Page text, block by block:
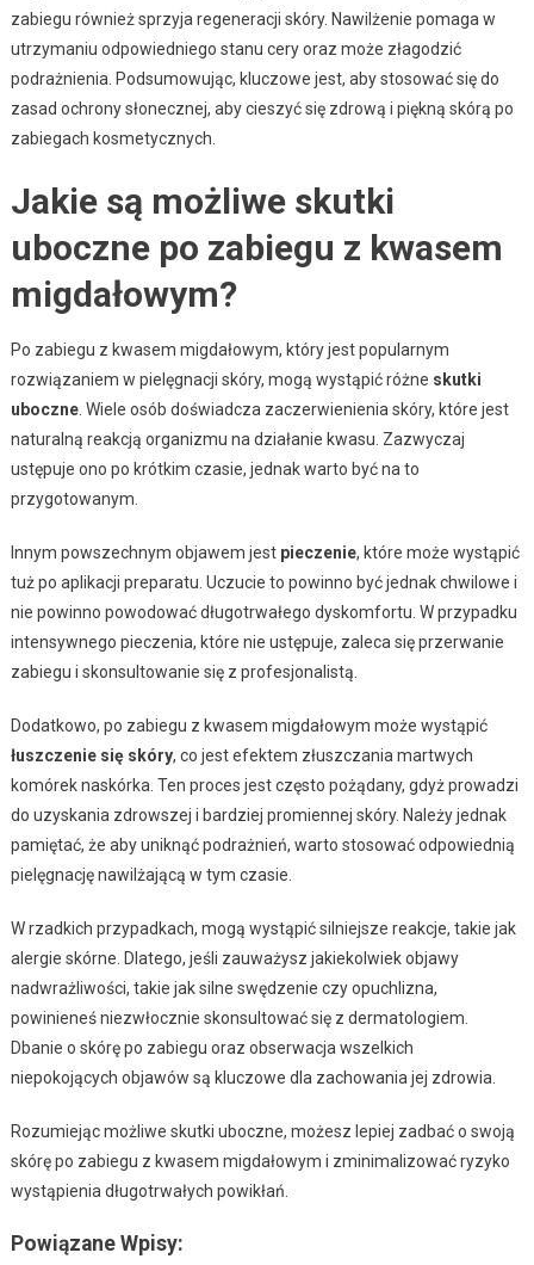
zabiegu również sprzyja regeneracji skóry. Nawilżenie pomaga w
utrzymaniu odpowiedniego stanu cery oraz może złagodzić
podrażnienia. Podsumowując, kluczowe jest, aby stosować się do
zasad ochrony słonecznej, aby cieszyć się zdrową i piękną skórą po
zabiegach kosmetycznych.
Jakie są możliwe skutki
uboczne po zabiegu z kwasem
migdałowym?
Po zabiegu z kwasem migdałowym, który jest popularnym
rozwiązaniem w pielęgnacji skóry, mogą wystąpić różne skutki
uboczne. Wiele osób doświadcza zaczerwienienia skóry, które jest
naturalną reakcją organizmu na działanie kwasu. Zazwyczaj
ustępuje ono po krótkim czasie, jednak warto być na to
przygotowanym.
Innym powszechnym objawem jest pieczenie, które może wystąpić
tuż po aplikacji preparatu. Uczucie to powinno być jednak chwilowe i
nie powinno powodować długotrwałego dyskomfortu. W przypadku
intensywnego pieczenia, które nie ustępuje, zaleca się przerwanie
zabiegu i skonsultowanie się z profesjonalistą.
Dodatkowo, po zabiegu z kwasem migdałowym może wystąpić
łuszczenie się skóry, co jest efektem złuszczania martwych
komórek naskórka. Ten proces jest często pożądany, gdyż prowadzi
do uzyskania zdrowszej i bardziej promiennej skóry. Należy jednak
pamiętać, że aby uniknąć podrażnień, warto stosować odpowiednią
pielęgnację nawilżającą w tym czasie.
W rzadkich przypadkach, mogą wystąpić silniejsze reakcje, takie jak
alergie skórne. Dlatego, jeśli zauważysz jakiekolwiek objawy
nadwrażliwości, takie jak silne swędzenie czy opuchlizna,
powinieneś niezwłocznie skonsultować się z dermatologiem.
Dbanie o skórę po zabiegu oraz obserwacja wszelkich
niepokojących objawów są kluczowe dla zachowania jej zdrowia.
Rozumiejąc możliwe skutki uboczne, możesz lepiej zadbać o swoją
skórę po zabiegu z kwasem migdałowym i zminimalizować ryzyko
wystąpienia długotrwałych powikłań.
Powiązane Wpisy: